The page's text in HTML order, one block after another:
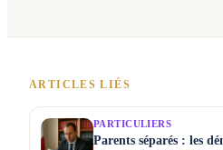
ARTICLES LIÉS
PARTICULIERS
Parents séparés : les